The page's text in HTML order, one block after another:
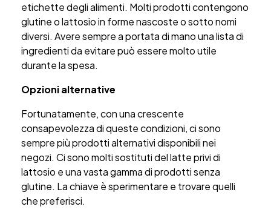
etichette degli alimenti. Molti prodotti contengono
glutine o lattosio in forme nascoste o sotto nomi
diversi. Avere sempre a portata di mano una lista di
ingredienti da evitare può essere molto utile
durante la spesa.
Opzioni alternative
Fortunatamente, con una crescente
consapevolezza di queste condizioni, ci sono
sempre più prodotti alternativi disponibili nei
negozi. Ci sono molti sostituti del latte privi di
lattosio e una vasta gamma di prodotti senza
glutine. La chiave è sperimentare e trovare quelli
che preferisci.